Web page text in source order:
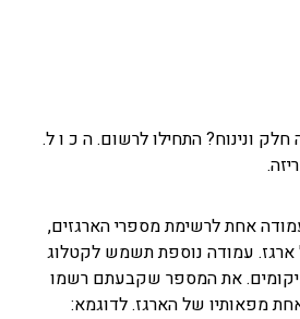
ונינוח? התחילו לרשום. ה כ ו ל.
אחת לרשימת מספרי הארגזים,
ארגז. עמודה נוספת תשמש לקטלוג
את המספר שקבעתם רשמו
מפאותיו של הארגז. לדוגמא: